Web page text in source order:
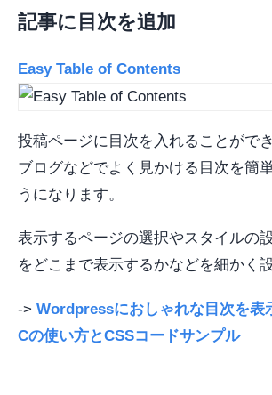
記事に目次を追加
Easy Table of Contents
投稿ページに目次を入れることがで
ブログなどでよく見かける目次を簡
うになります。
表示するページの選択やスタイルの
をどこまで表示するかなどを細かく
-> Wordpressにおしゃれな目次を表
Cの使い方とCSSコードサンプル